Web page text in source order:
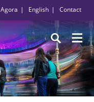
Agora English Contact